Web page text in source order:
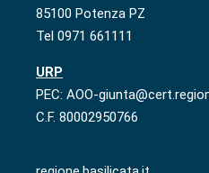
85100 Potenza PZ
Tel 0971 661111
URP
PEC: AOO-
C.F. 80002950766